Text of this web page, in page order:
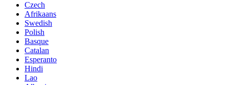
Czech
Afrikaans
Swedish
Polish
Basque
Catalan
Esperanto
Hindi
Lao